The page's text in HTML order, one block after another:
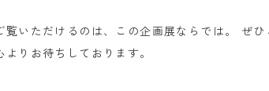
覧いただけるのは、この企画展ならでは。 ぜ
りお待ちしております。